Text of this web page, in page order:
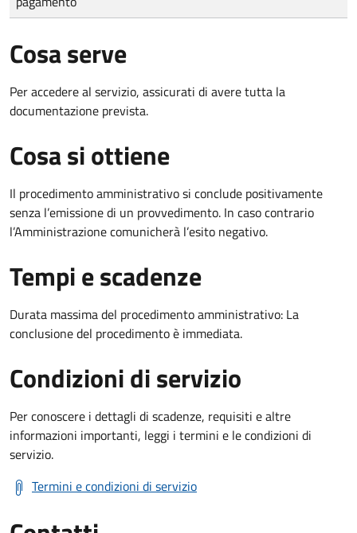
Cosa serve
Per accedere al servizio, assicurati di avere tutta la
documentazione prevista.
Cosa si ottiene
Il procedimento amministrativo si conclude positivamente
senza l’emissione di un provvedimento. In caso contrario
l’Amministrazione comunicherà l’esito negativo.
Tempi e scadenze
Durata massima del procedimento amministrativo: La
conclusione del procedimento è immediata.
Condizioni di servizio
Per conoscere i dettagli di scadenze, requisiti e altre
informazioni importanti, leggi i termini e le condizioni di
servizio.
Termini e condizioni di servizio